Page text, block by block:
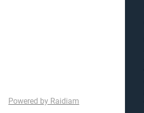
Powered by Raidiam